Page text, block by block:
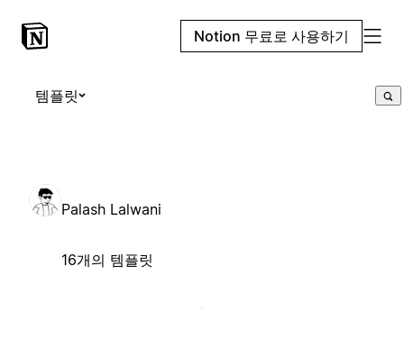
Notion 무료로 사용하기
템플릿
Palash Lalwani
16개의 템플릿